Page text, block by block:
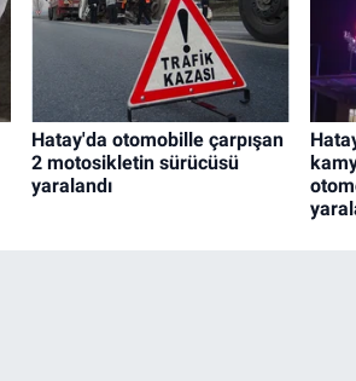
Hatay'da otomobille çarpışan
2 motosikletin sürücüsü
yaralandı